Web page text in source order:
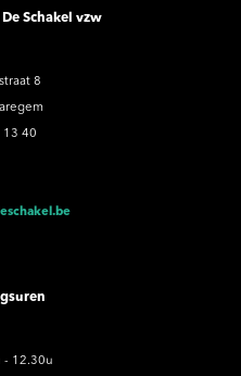
Schakel vzw
8
13 40
- 12.30u